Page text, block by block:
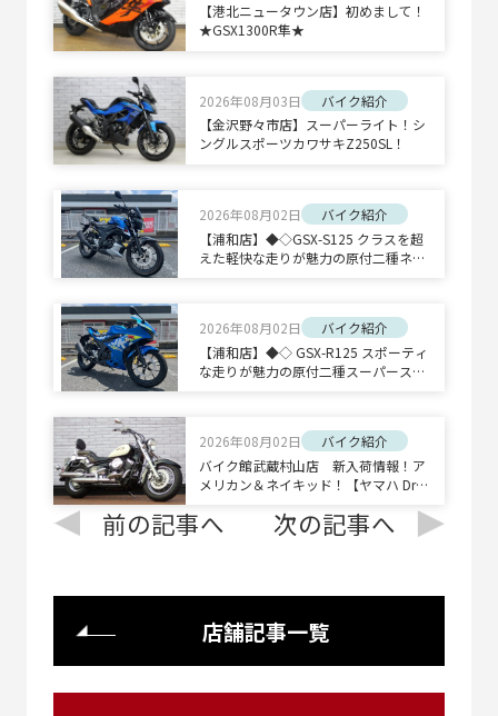
【港北ニュータウン店】初めまして！
★GSX1300R隼★
2026年08月03日
バイク紹介
【金沢野々市店】スーパーライト！シ
ングルスポーツカワサキZ250SL！
2026年08月02日
バイク紹介
【浦和店】◆◇GSX-S125 クラスを超
えた軽快な走りが魅力の原付二種ネイ
2026年08月02日
バイク紹介
【浦和店】◆◇ GSX-R125 スポーティ
な走りが魅力の原付二種スーパースポ
2026年08月02日
バイク紹介
バイク館武蔵村山店 新入荷情報！ア
メリカン＆ネイキッド！【ヤマハ Drag
R BOLD'OR】
前の記事へ
店舗記事一覧
次の記事へ